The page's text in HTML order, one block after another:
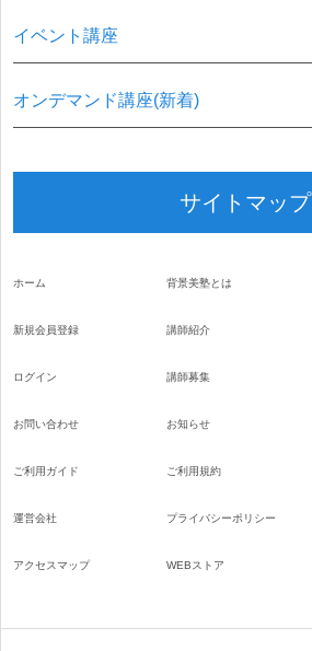
イベント講座
オンデマンド講座(新着)
サイトマップ
ホーム
新規会員登録
ログイン
お問い合わせ
背景美塾とは
講師紹介
講師募集
お知らせ
ご利用ガイド
運営会社
アクセスマップ
ご利用規約
プライバシーポリシー
WEBストア